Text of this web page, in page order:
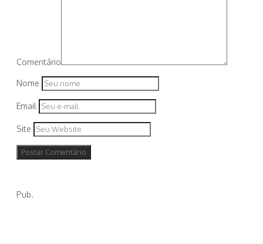
Comentário
Nome
Email
Site
Pub.